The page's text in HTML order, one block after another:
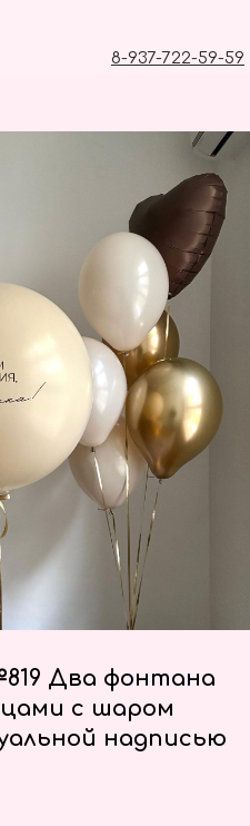
8-937-722-59-59
Два фонтана
с шаром
надписью